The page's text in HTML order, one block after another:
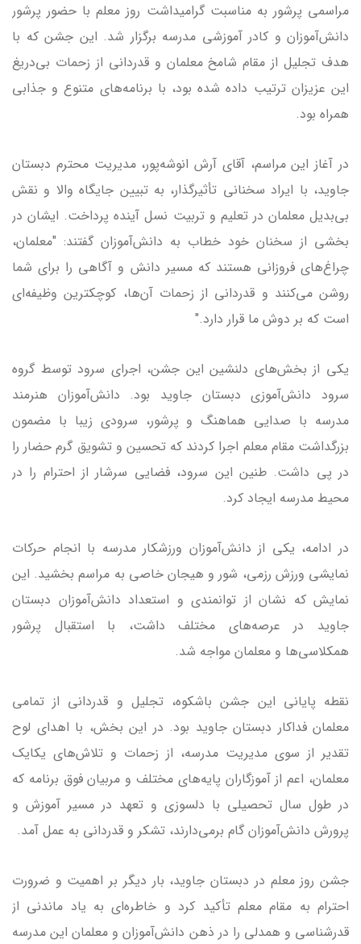
مراسمی پرشور به مناسبت گرامیداشت روز معلم با حضور پرشور
دانش‌آموزان و کادر آموزشی مدرسه برگزار شد. این جشن که با
هدف تجلیل از مقام شامخ معلمان و قدردانی از زحمات بی‌دریغ
این عزیزان ترتیب داده شده بود، با برنامه‌های متنوع و جذابی
همراه بود.
در آغاز این مراسم، آقای آرش انوشه‌پور، مدیریت محترم دبستان
جاوید، با ایراد سخنانی تأثیرگذار، به تبیین جایگاه والا و نقش
بی‌بدیل معلمان در تعلیم و تربیت نسل آینده پرداخت. ایشان در
بخشی از سخنان خود خطاب به دانش‌آموزان گفتند: "معلمان،
چراغ‌های فروزانی هستند که مسیر دانش و آگاهی را برای شما
روشن می‌کنند و قدردانی از زحمات آن‌ها، کوچکترین وظیفه‌ای
است که بر دوش ما قرار دارد."
یکی از بخش‌های دلنشین این جشن، اجرای سرود توسط گروه
سرود دانش‌آموزی دبستان جاوید بود. دانش‌آموزان هنرمند
مدرسه با صدایی هماهنگ و پرشور، سرودی زیبا با مضمون
بزرگداشت مقام معلم اجرا کردند که تحسین و تشویق گرم حضار را
در پی داشت. طنین این سرود، فضایی سرشار از احترام را در
محیط مدرسه ایجاد کرد.
در ادامه، یکی از دانش‌آموزان ورزشکار مدرسه با انجام حرکات
نمایشی ورزش رزمی، شور و هیجان خاصی به مراسم بخشید. این
نمایش که نشان از توانمندی و استعداد دانش‌آموزان دبستان
جاوید در عرصه‌های مختلف داشت، با استقبال پرشور
همکلاسی‌ها و معلمان مواجه شد.
نقطه پایانی این جشن باشکوه، تجلیل و قدردانی از تمامی
معلمان فداکار دبستان جاوید بود. در این بخش، با اهدای لوح
تقدیر از سوی مدیریت مدرسه، از زحمات و تلاش‌های یکایک
معلمان، اعم از آموزگاران پایه‌های مختلف و مربیان فوق برنامه که
در طول سال تحصیلی با دلسوزی و تعهد در مسیر آموزش و
پرورش دانش‌آموزان گام برمی‌دارند، تشکر و قدردانی به عمل آمد.
جشن روز معلم در دبستان جاوید، بار دیگر بر اهمیت و ضرورت
احترام به مقام معلم تأکید کرد و خاطره‌ای به یاد ماندنی از
قدرشناسی و همدلی را در ذهن دانش‌آموزان و معلمان این مدرسه